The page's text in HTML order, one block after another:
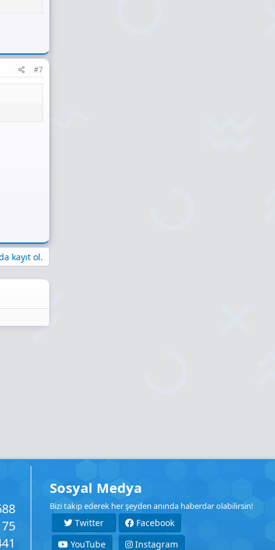
#7
kayıt ol.
Sosyal Medya
Bizi takip ederek her şeyden anında haberdar olabilirsin!
Twitter
Facebook
YouTube
Instagram